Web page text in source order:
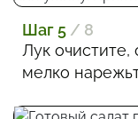
Шаг 5 / 8
Лук
мелко